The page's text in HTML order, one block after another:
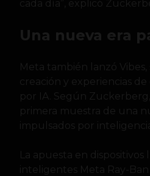
cada día”, explicó
Una nueva era
Meta también lanzó
creación y experiencias
por IA. Según
primera muestra de una
impulsados por
La apuesta en dispositivos
inteligentes Meta Ray-